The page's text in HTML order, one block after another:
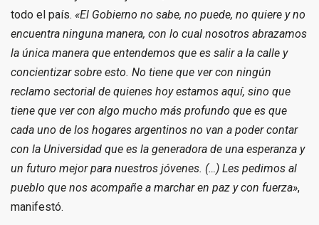
todo el país. «El Gobierno no sabe, no puede, no quiere y no
encuentra ninguna manera, con lo cual nosotros abrazamos
la única manera que entendemos que es salir a la calle y
concientizar sobre esto. No tiene que ver con ningún
reclamo sectorial de quienes hoy estamos aquí, sino que
tiene que ver con algo mucho más profundo que es que
cada uno de los hogares argentinos no van a poder contar
con la Universidad que es la generadora de una esperanza y
un futuro mejor para nuestros jóvenes. (…) Les pedimos al
pueblo que nos acompañe a marchar en paz y con fuerza»,
manifestó.